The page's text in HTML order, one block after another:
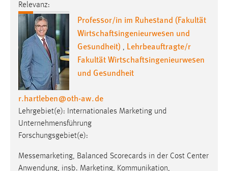
Relevanz:
Professor/in im Ruhestand (Fakultät
Wirtschaftsingenieurwesen und
Gesundheit) , Lehrbeauftragte/r
Fakultät Wirtschaftsingenieurwesen
und Gesundheit
r.hartleben@oth-aw.de
Lehrgebiet(e): Internationales Marketing und
Unternehmensführung
Forschungsgebiet(e):
Messemarketing, Balanced Scorecards in der Cost Center
Anwendung, insb. Marketing, Kommunikation,
Performance
Name:
staticfilecache
Zweck:
Für performante Seitenauslieferung wird in diesem Cookie
gespeichert, ob man eingeloggt ist.
Sprachpräferenz
site-language-preference
Zweck: